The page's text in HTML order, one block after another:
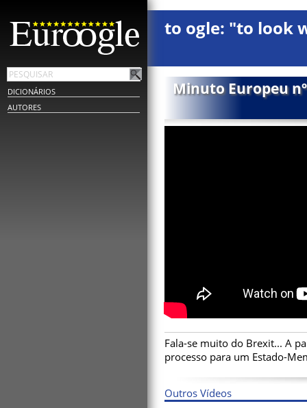
DICIONÁRIOS
AUTORES
to ogle: "to look
Minuto Europeu nº
Fala-se muito do Brexit... A
processo para um Estado-
Outros Vídeos